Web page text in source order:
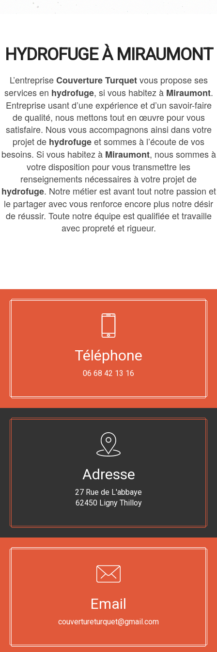
HYDROFUGE À MIRAUMONT
L’entrepriseCouverture Turquetvous propose ses
services en hydrofuge, si vous habitez à Miraumont.
Entreprise usant d’une expérience et d’un savoir-faire
de qualité, nous mettons tout en œuvre pour vous
satisfaire. Nous vous accompagnons ainsi dans votre
projet de hydrofugeet sommes à l’écoute de vos
besoins. Si vous habitez à Miraumont, nous sommes à
votre disposition pour vous transmettre les
renseignements nécessaires à votre projet de
hydrofuge. Notre métier est avant tout notre passion et
le partager avec vous renforce encore plus notre désir
de réussir. Toute notre équipe est qualifiée et travaille
avec propreté et rigueur.
Téléphone
06 68 42 13 16
Adresse
27 Rue de L'abbaye
62450 Ligny Thilloy
Email
couvertureturquet@gmail.com